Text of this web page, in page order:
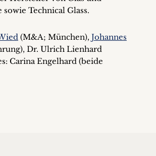
Technical Glass.
(M&A; München), Johannes
Dr. Ulrich Lienhard
Carina Engelhard (beide